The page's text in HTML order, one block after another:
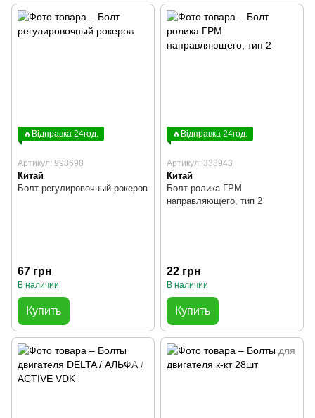
🔥Відправка 24год.
Артикул: 998698
Китай
Болт регулировочный рокеров
67 грн
В наличии
Купить
🔥Відправка 24год.
Артикул: 338943
Китай
Болт ролика ГРМ
направляющего, тип 2
22 грн
В наличии
Купить